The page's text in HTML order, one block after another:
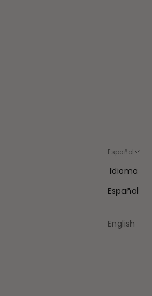
Español
Idioma
Español
English